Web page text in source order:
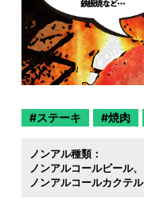
ステーキ 焼肉
ノンアル種類：
ノンアルコールビール
ノンアルコールカクテル